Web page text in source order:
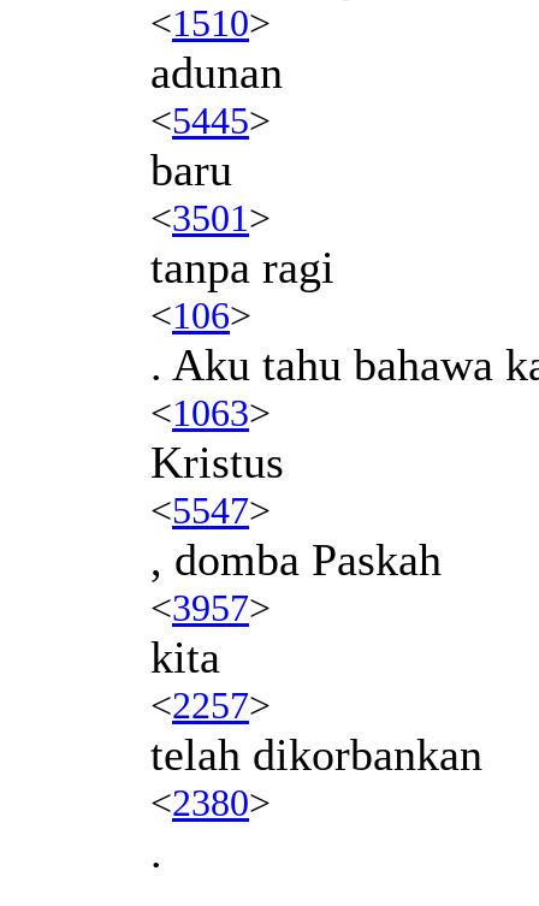
<1510>
adunan
<5445>
baru
<3501>
tanpa ragi
<106>
. Aku tahu bahawa
<1063>
Kristus
<5547>
, domba Paskah
<3957>
kita
<2257>
telah dikorbankan
<2380>
.